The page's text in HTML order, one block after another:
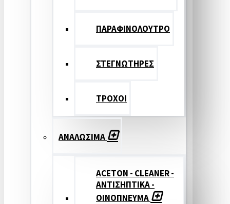
ΠΑΡΑΦΙΝΟΛΟΥΤΡΟ
ΣΤΕΓΝΩΤΗΡΕΣ
ΤΡΟΧΟΙ
ΑΝΑΛΩΣΙΜΑ
ACETON - CLEANER -
ΑΝΤΙΣΗΠΤΙΚΑ -
ΟΙΝΟΠΝΕΥΜΑ